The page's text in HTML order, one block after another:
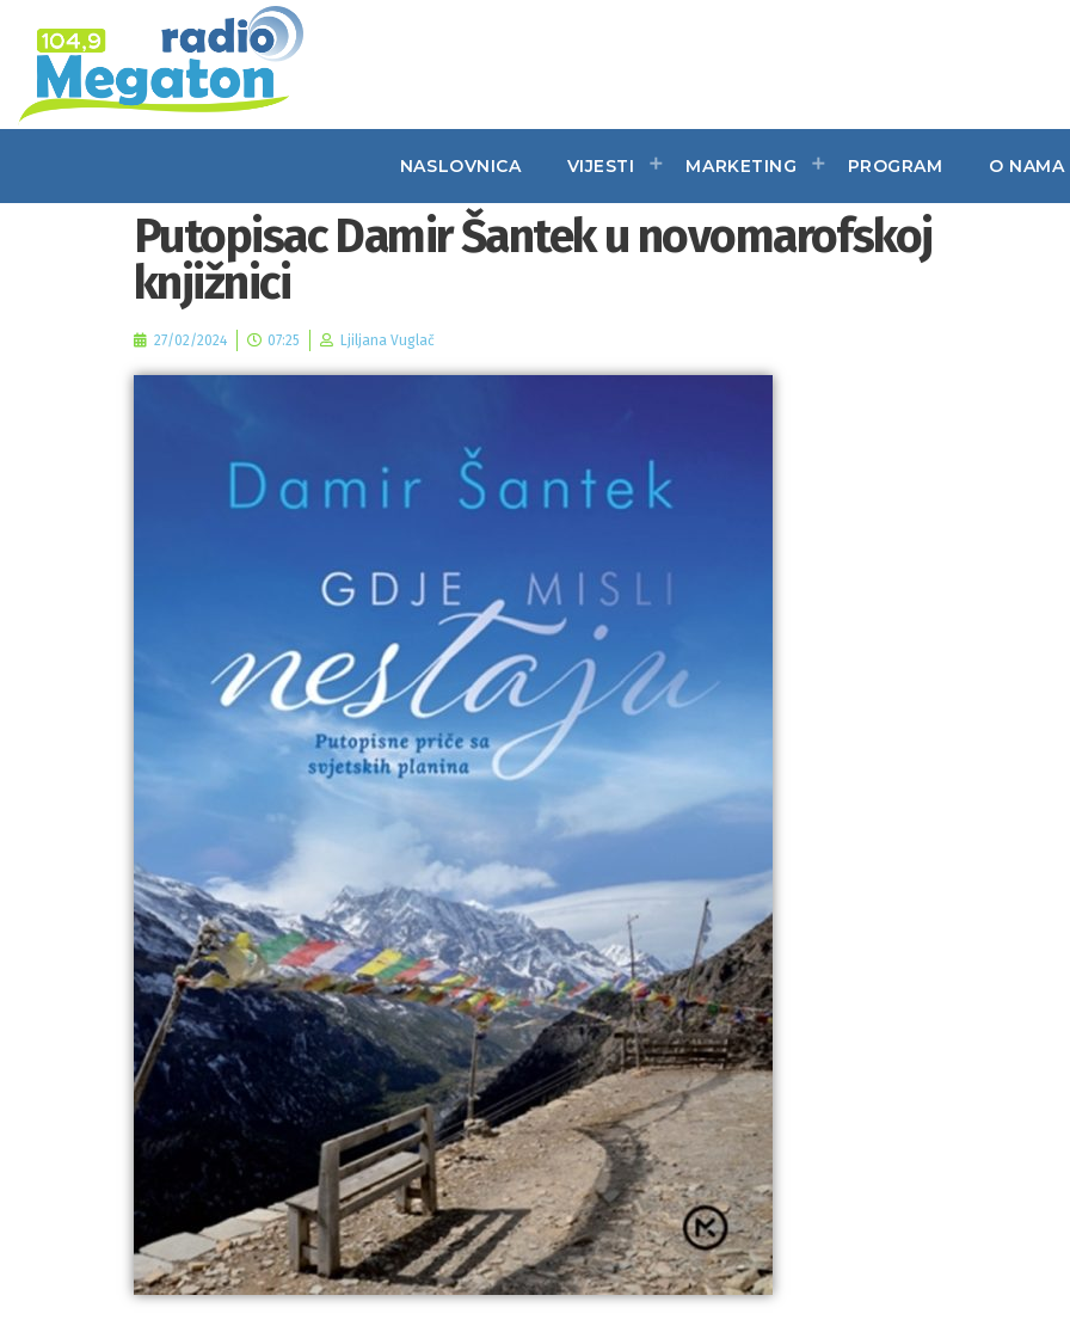
NASLOVNICA VIJESTI MARKETING PROGRAM O NAMA
Putopisac Damir Šantek u novomarofskoj
knjižnici
27/02/2024 07:25 Ljiljana Vuglač